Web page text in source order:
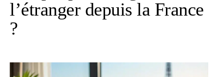
l’étranger depuis la France
?